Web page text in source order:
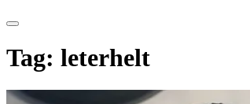
Tag: leterhelt